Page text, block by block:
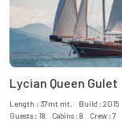
Lycian Queen Gulet
Length : 37mt mt. Build : 2015
Guests : 18 Cabins : 8 Crew : 7